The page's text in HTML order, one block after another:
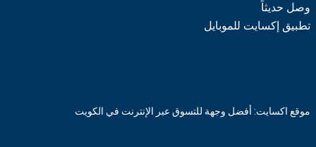
وصل حديثاً
تطبيق إكسايت للموبايل
موقع اكسايت: أفضل وجهة للتسوق عبر الإنترنت في الكويت